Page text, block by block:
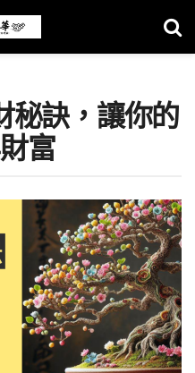
秘訣，讓你的
富